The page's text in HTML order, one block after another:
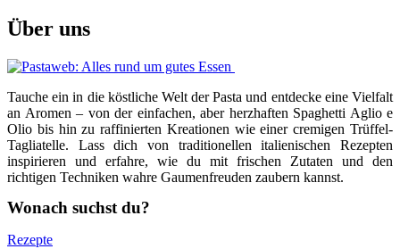
Über uns
Tauche ein in die köstliche Welt der Pasta und entdecke eine Vielfalt
an Aromen – von der einfachen, aber herzhaften Spaghetti Aglio e
Olio bis hin zu raffinierten Kreationen wie einer cremigen Trüffel-
Tagliatelle. Lass dich von traditionellen italienischen Rezepten
inspirieren und erfahre, wie du mit frischen Zutaten und den
richtigen Techniken wahre Gaumenfreuden zaubern kannst.
Wonach suchst du?
Rezepte